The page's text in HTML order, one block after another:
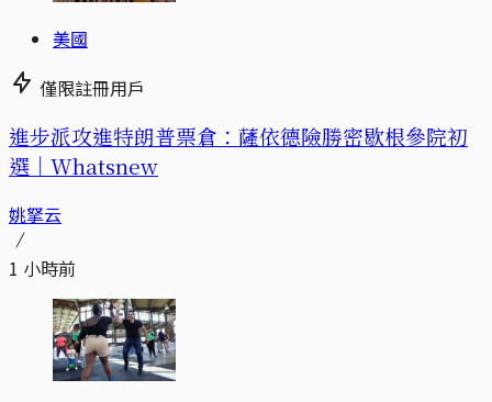
美國
僅限註冊用戶
進步派攻進特朗普票倉：薩依德險勝密歇根參院初
選｜Whatsnew
姚拏云
1 小時前